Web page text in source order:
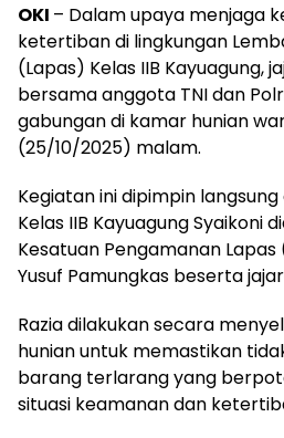
OKI – Dalam upaya menjaga
ketertiban di lingkungan
(Lapas) Kelas IIB Kayuagung,
bersama anggota TNI dan
gabungan di kamar hunian
(25/10/2025) malam.
Kegiatan ini dipimpin
Kelas IIB Kayuagung Syaikoni
Kesatuan Pengamanan Lapas
Yusuf Pamungkas beserta
Razia dilakukan secara
hunian untuk memastikan
barang terlarang yang
situasi keamanan dan